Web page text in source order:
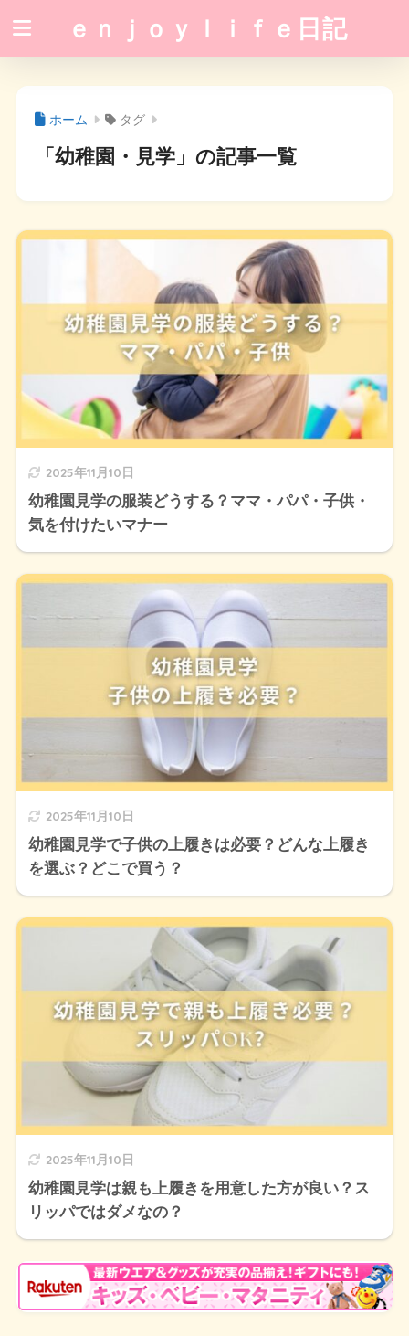
ｅｎｊｏｙｌｉｆｅ日記
ホーム タグ
「幼稚園・見学」の記事一覧
2025年11月10日
幼稚園見学の服装どうする？ママ・パパ・子供・
気を付けたいマナー
2025年11月10日
幼稚園見学で子供の上履きは必要？どんな上履き
を選ぶ？どこで買う？
2025年11月10日
幼稚園見学は親も上履きを用意した方が良い？ス
リッパではダメなの？